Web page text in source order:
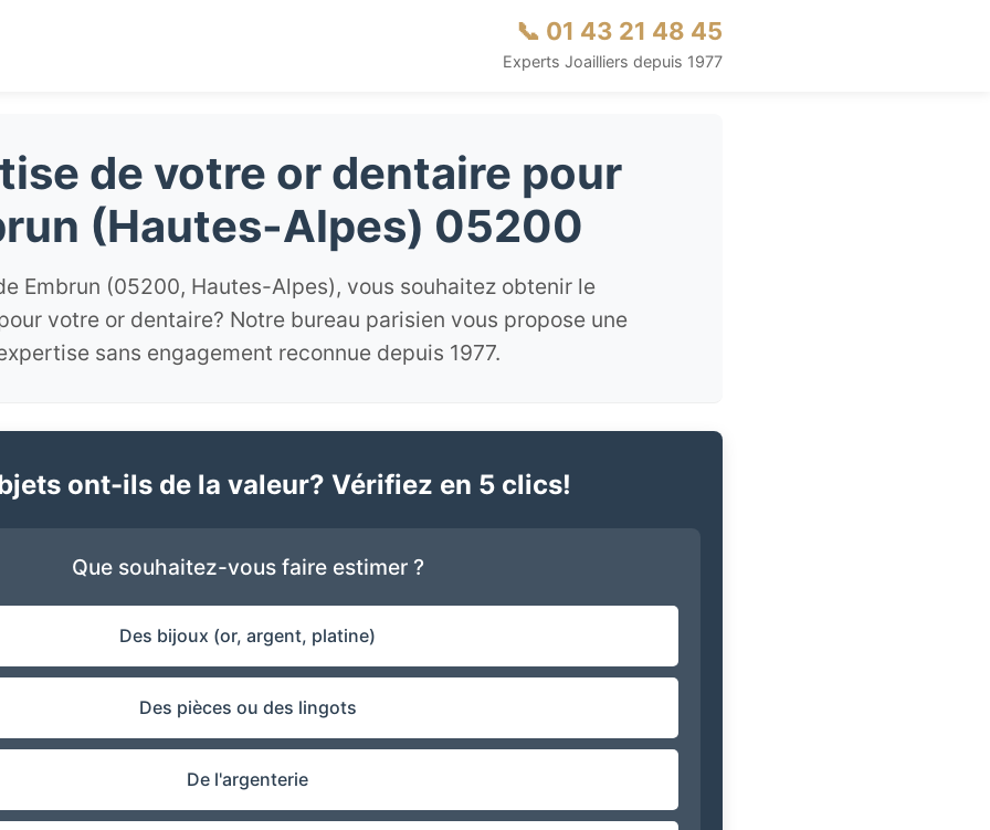
📞 01 43 21 48 45
Experts Joailliers depuis 1977
de votre or dentaire pour
(Hautes-Alpes) 05200
Embrun (05200, Hautes-Alpes), vous souhaitez obtenir le
votre or dentaire? Notre bureau parisien vous propose une
sans engagement reconnue depuis 1977.
ont-ils de la valeur? Vérifiez en 5 clics!
Que souhaitez-vous faire estimer ?
Des bijoux (or, argent, platine)
Des pièces ou des lingots
De l'argenterie